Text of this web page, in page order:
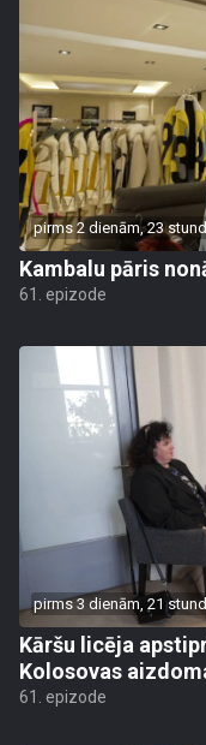
pirms 2 dienām, 23
Kambalu pāris
61. epizode
pirms 3 dienām, 21
Kāršu licēja
Kolosovas
61. epizode